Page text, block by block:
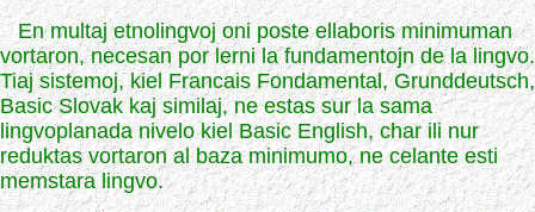
En multaj etnolingvoj oni poste ellaboris minimuman
vortaron, necesan por lerni la fundamentojn de la lingvo.
Tiaj sistemoj, kiel Francais Fondamental, Grunddeutsch,
Basic Slovak kaj similaj, ne estas sur la sama
lingvoplanada nivelo kiel Basic English, char ili nur
reduktas vortaron al baza minimumo, ne celante esti
memstara lingvo.